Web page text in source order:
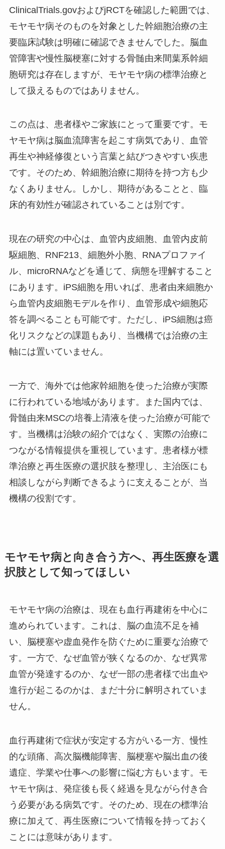
ClinicalTrials.govおよびjRCTを確認した範囲では、
モヤモヤ病そのものを対象とした幹細胞治療の主
要臨床試験は明確に確認できませんでした。脳血
管障害や慢性脳梗塞に対する骨髄由来間葉系幹細
胞研究は存在しますが、モヤモヤ病の標準治療と
して扱えるものではありません。
この点は、患者様やご家族にとって重要です。モ
ヤモヤ病は脳血流障害を起こす病気であり、血管
再生や神経修復という言葉と結びつきやすい疾患
です。そのため、幹細胞治療に期待を持つ方も少
なくありません。しかし、期待があることと、臨
床的有効性が確認されていることは別です。
現在の研究の中心は、血管内皮細胞、血管内皮前
駆細胞、RNF213、細胞外小胞、RNAプロファイ
ル、microRNAなどを通じて、病態を理解すること
にあります。iPS細胞を用いれば、患者由来細胞か
ら血管内皮細胞モデルを作り、血管形成や細胞応
答を調べることも可能です。ただし、iPS細胞は癌
化リスクなどの課題もあり、当機構では治療の主
軸には置いていません。
一方で、海外では他家幹細胞を使った治療が実際
に行われている地域があります。また国内では、
骨髄由来MSCの培養上清液を使った治療が可能で
す。当機構は治験の紹介ではなく、実際の治療に
つながる情報提供を重視しています。患者様が標
準治療と再生医療の選択肢を整理し、主治医にも
相談しながら判断できるように支えることが、当
機構の役割です。
モヤモヤ病と向き合う方へ、再生医療を選
択肢として知ってほしい
モヤモヤ病の治療は、現在も血行再建術を中心に
進められています。これは、脳の血流不足を補
い、脳梗塞や虚血発作を防ぐために重要な治療で
す。一方で、なぜ血管が狭くなるのか、なぜ異常
血管が発達するのか、なぜ一部の患者様で出血や
進行が起こるのかは、まだ十分に解明されていま
せん。
血行再建術で症状が安定する方がいる一方、慢性
的な頭痛、高次脳機能障害、脳梗塞や脳出血の後
遺症、学業や仕事への影響に悩む方もいます。モ
ヤモヤ病は、発症後も長く経過を見ながら付き合
う必要がある病気です。そのため、現在の標準治
療に加えて、再生医療について情報を持っておく
ことには意味があります。